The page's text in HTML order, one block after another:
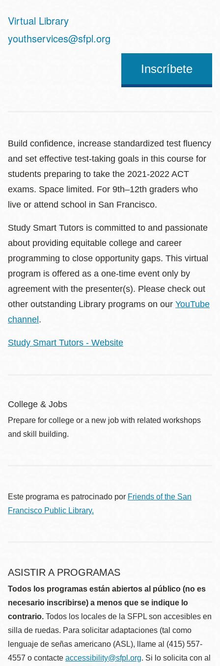
Virtual Library
Address
youthservices@sfpl.org
Inscríbete
Build confidence, increase standardized test fluency
and set effective test-taking goals in this course for
students preparing to take the 2021-2022 ACT
exams. Space limited. For 9th–12th graders who
live or attend school in San Francisco.
Study Smart Tutors is committed to and passionate
about providing equitable college and career
programming to close opportunity gaps. This virtual
program is offered as a one-time event only by
agreement with the presenter(s). Please check out
other outstanding Library programs on our YouTube
channel.
Study Smart Tutors - Website
College & Jobs
Prepare for college or a new job with related workshops
and skill building.
Este programa es patrocinado por Friends of the San
Francisco Public Library.
ASISTIR A PROGRAMAS
Todos los programas están abiertos al público (no es
necesario inscribirse) a menos que se indique lo
contrario. Todos los locales de la SFPL son accesibles en
silla de ruedas. Para solicitar adaptaciones (tal como
lenguaje de señas americano (ASL), llame al (415) 557-
4557 o contacte accessibility@sfpl.org. Si lo solicita con al